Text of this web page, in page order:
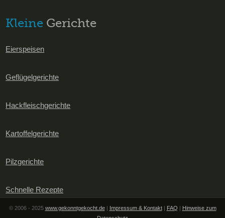
Kleine Gerichte
Eierspeisen
Geflügelgerichte
Hackfleischgerichte
Kartoffelgerichte
Pilzgerichte
Schnelle Rezepte
© 2006 - 2025 www.gekonntgekocht.de| Impressum & Kontakt| FAQ | Hinweise zum